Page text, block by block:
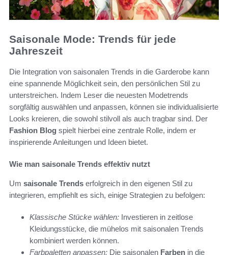
Saisonale Mode: Trends für jede
Jahreszeit
Die Integration von saisonalen Trends in die Garderobe kann
eine spannende Möglichkeit sein, den persönlichen Stil zu
unterstreichen. Indem Leser die neuesten Modetrends
sorgfältig auswählen und anpassen, können sie individualisierte
Looks kreieren, die sowohl stilvoll als auch tragbar sind. Der
Fashion Blog spielt hierbei eine zentrale Rolle, indem er
inspirierende Anleitungen und Ideen bietet.
Wie man saisonale Trends effektiv nutzt
Um saisonale Trends erfolgreich in den eigenen Stil zu
integrieren, empfiehlt es sich, einige Strategien zu befolgen:
Klassische Stücke wählen: Investieren in zeitlose
Kleidungsstücke, die mühelos mit saisonalen Trends
kombiniert werden können.
Farbpaletten anpassen: Die saisonalen Farben in die